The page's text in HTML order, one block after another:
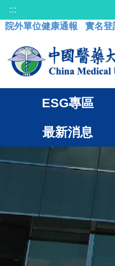
:::
院外單位健康通報
實名登
ESG專區
最新消息